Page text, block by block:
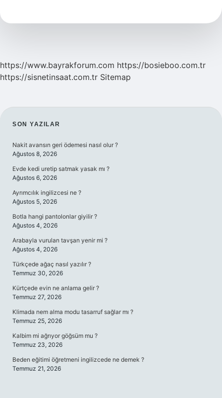
Ne
https://www.bayrakforum.com https://bosieboo.com.tr
https://sisnetinsaat.com.tr Sitemap
SIDEBAR
SON YAZILAR
Nakit avansın geri ödemesi nasıl olur ?
Ağustos 8, 2026
Evde kedi uretip satmak yasak mı ?
Ağustos 6, 2026
Ayrımcılık ingilizcesi ne ?
Ağustos 5, 2026
Botla hangi pantolonlar giyilir ?
Ağustos 4, 2026
Arabayla vurulan tavşan yenir mi ?
Ağustos 4, 2026
Türkçede ağaç nasıl yazılır ?
Temmuz 30, 2026
Kürtçede evin ne anlama gelir ?
Temmuz 27, 2026
Klimada nem alma modu tasarruf sağlar mı ?
Temmuz 25, 2026
Kalbim mi ağrıyor göğsüm mu ?
Temmuz 23, 2026
Beden eğitimi öğretmeni ingilizcede ne demek ?
Temmuz 21, 2026